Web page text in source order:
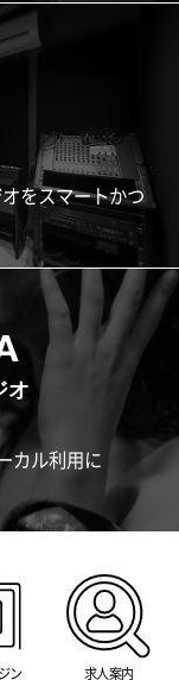
をスマートかつ
オ
カル利用に
ン 求人案内